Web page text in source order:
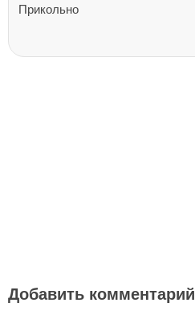
Прикольно
Добавить комментарий